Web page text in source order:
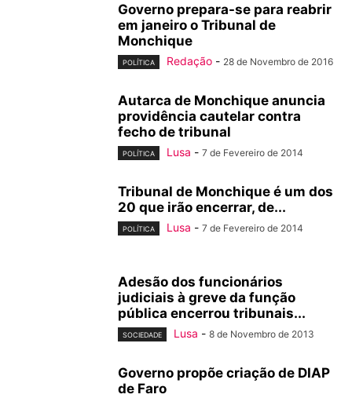
Governo prepara-se para reabrir
em janeiro o Tribunal de
Monchique
POLÍTICA Redação - 28 de Novembro de 2016
Autarca de Monchique anuncia
providência cautelar contra
fecho de tribunal
POLÍTICA Lusa - 7 de Fevereiro de 2014
Tribunal de Monchique é um dos
20 que irão encerrar, de...
POLÍTICA Lusa - 7 de Fevereiro de 2014
Adesão dos funcionários
judiciais à greve da função
pública encerrou tribunais...
SOCIEDADE Lusa - 8 de Novembro de 2013
Governo propõe criação de DIAP
de Faro